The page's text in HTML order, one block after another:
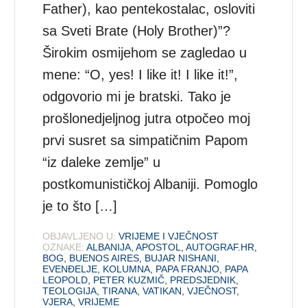
Father), kao pentekostalac, osloviti
sa Sveti Brate (Holy Brother)”?
Širokim osmijehom se zagledao u
mene: “O, yes! I like it! I like it!”,
odgovorio mi je bratski. Tako je
prošlonedjeljnog jutra otpočeo moj
prvi susret sa simpatičnim Papom
“iz daleke zemlje” u
postkomunističkoj Albaniji. Pomoglo
je to što […]
OBJAVLJENO U: VRIJEME I VJEČNOST
OZNAKE: ALBANIJA ,APOSTOL ,AUTOGRAF.HR
BOG
BUENOS AIRES BUJAR NISHANI
EVENĐELJE KOLUMNA PAPA FRANJO PAPA
LEOPOLD PETER KUZMIČ PREDSJEDNIK
TEOLOGIJA ,TIRANA ,VATIKAN ,VJEČNOST,
VJERA ,VRIJEME